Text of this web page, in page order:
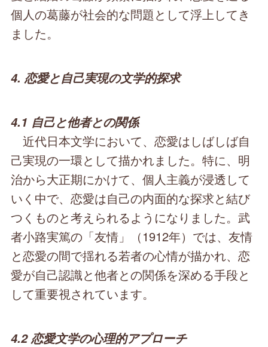
個人の葛藤が社会的な問題として浮上してき
ました。
4. 恋愛と自己実現の文学的探求
4.1 自己と他者との関係
近代日本文学において、恋愛はしばしば自
己実現の一環として描かれました。特に、明
治から大正期にかけて、個人主義が浸透して
いく中で、恋愛は自己の内面的な探求と結び
つくものと考えられるようになりました。武
者小路実篤の「友情」（1912年）では、友情
と恋愛の間で揺れる若者の心情が描かれ、恋
愛が自己認識と他者との関係を深める手段と
して重要視されています。
4.2 恋愛文学の心理的アプローチ